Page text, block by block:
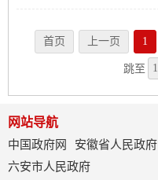
首页 上一页 1
跳至
网站导航
中国政府网
安徽省人民政府
六安市人民政府